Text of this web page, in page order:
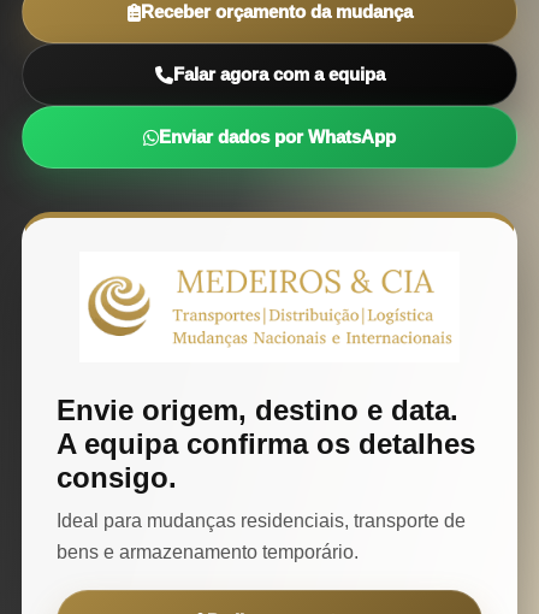
Receber orçamento da mudança
Falar agora com a equipa
Enviar dados por WhatsApp
Envie origem, destino e data.
A equipa confirma os detalhes
consigo.
Ideal para mudanças residenciais, transporte de
bens e armazenamento temporário.